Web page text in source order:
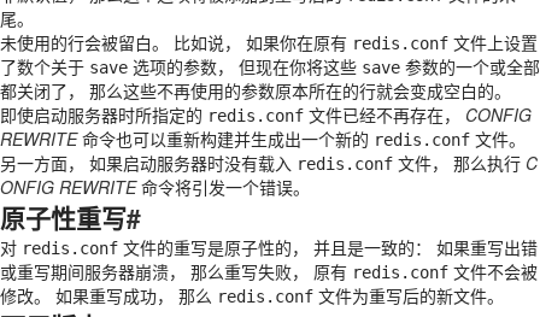
尾。
未使用的行会被留白。 比如说， 如果你在原有 redis.conf 文件上设置
了数个关于 save 选项的参数， 但现在你将这些 save 参数的一个或全部
都关闭了， 那么这些不再使用的参数原本所在的行就会变成空白的。
即使启动服务器时所指定的 redis.conf 文件已经不再存在， CONFIG
REWRITE命令也可以重新构建并生成出一个新的 redis.conf 文件。
另一方面， 如果启动服务器时没有载入 redis.conf 文件， 那么执行 C
ONFIG REWRITE命令将引发一个错误。
原子性重写#
对 redis.conf 文件的重写是原子性的， 并且是一致的： 如果重写出错
或重写期间服务器崩溃， 那么重写失败， 原有 redis.conf 文件不会被
修改。 如果重写成功， 那么 redis.conf 文件为重写后的新文件。